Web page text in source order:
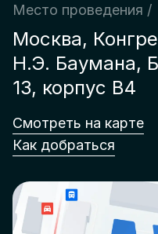
Место проведения /
Москва,
Н.Э. Баумана,
13, корпус B4
Смотреть на карте
Как добраться